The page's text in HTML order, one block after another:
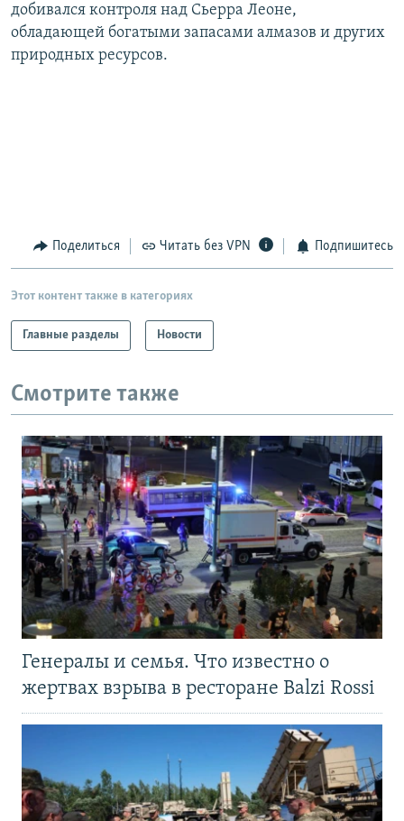
Все сайты РСЕ/РС
добивался контроля над Сьерра Леоне,
обладающей богатыми запасами алмазов и других
природных ресурсов.
Поделиться Читать без VPN Подпишитесь
Этот контент также в категориях
Главные разделы Новости
Смотрите также
Генералы и семья. Что известно о
жертвах взрыва в ресторане Balzi Rossi